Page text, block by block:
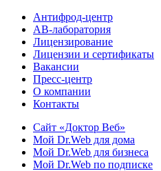
Антифрод-центр
АВ-лаборатория
Лицензирование
Лицензии и сертификаты
Вакансии
Пресс-центр
О компании
Контакты
Сайт «Доктор Веб»
Мой Dr.Web для дома
Мой Dr.Web для бизнеса
Мой Dr.Web по подписке